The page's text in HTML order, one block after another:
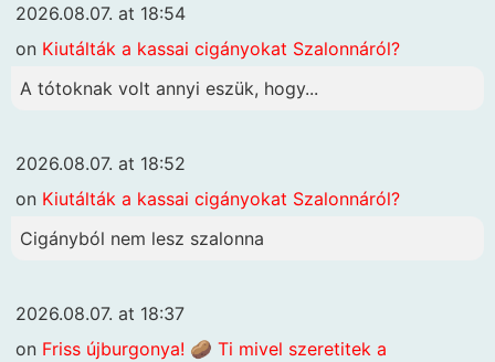
2026.08.07. at 18:54
on Kiutálták a kassai cigányokat Szalonnáról?
A tótoknak volt annyi eszük, hogy...
2026.08.07. at 18:52
on Kiutálták a kassai cigányokat Szalonnáról?
Cigányból nem lesz szalonna
2026.08.07. at 18:37
on Friss újburgonya! 🥔 Ti mivel szeretitek a